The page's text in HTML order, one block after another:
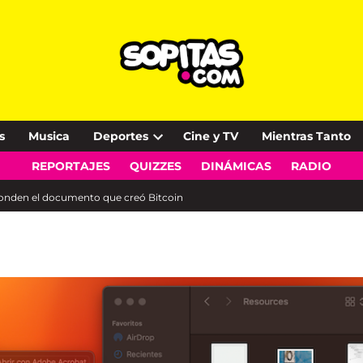
Musica Deportes
Open
dropdown
Cine y TV Mientras Tanto
REPORTAJES QUIZZES DINÁMICAS RADIO
el documento que creó Bitcoin